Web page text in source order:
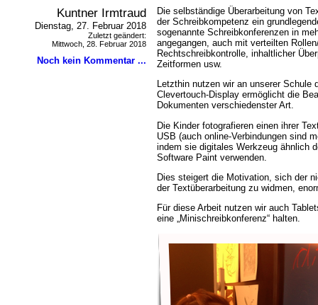
Kuntner Irmtraud
Dienstag, 27. Februar 2018
Zuletzt geändert:
Mittwoch, 28. Februar 2018
Noch kein Kommentar ...
Die selbständige Überarbeitung von
der Schreibkompetenz ein
sogenannte Schreibkonferenzen in
angegangen, auch mit verteilten
Rechtschreibkontrolle, inhaltlicher
Zeitformen usw.
Letzthin nutzen wir an unserer Schule
Clevertouch-Display ermöglicht die
Dokumenten verschiedenster Art.
Die Kinder fotografieren einen ihrer
USB (auch online-Verbindungen sind
indem sie digitales Werkzeug ähnlich
Software Paint verwenden.
Dies steigert die Motivation, sich der
der Textüberarbeitung zu widmen,
Für diese Arbeit nutzen wir auch
eine „Minischreibkonferenz“ halten.